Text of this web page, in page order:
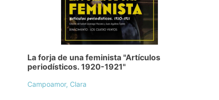
La forja de una feminista "Artículos
periodísticos. 1920-1921"
Campoamor, Clara